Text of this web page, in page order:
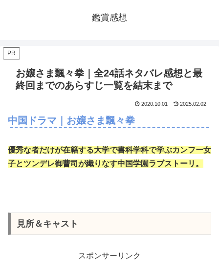
鑑賞感想
PR
お嬢さま飄々拳｜全24話ネタバレ感想と最
終回までのあらすじ一覧を結末まで
2020.10.01 2025.02.02
中国ドラマ｜お嬢さま飄々拳
優秀な者だけが在籍する大学で書科学科で学ぶカンフー女
子とツンデレ御曹司が織りなす中国学園ラブストーリ。
見所＆キャスト
スポンサーリンク